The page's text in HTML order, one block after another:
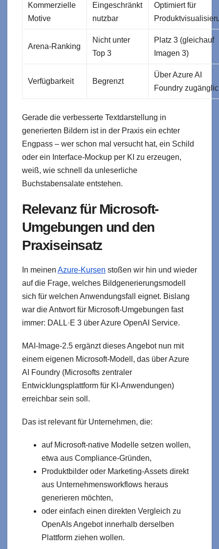
Kommerzielle
Motive
Eingeschränkt
nutzbar
Optimiert für
Arena-Ranking
Nicht unter
Top 3
Platz 3 (gleichauf
Imagen 3)
Verfügbarkeit Begrenzt
Über Azure AI
Foundry
Gerade die verbesserte Textdarstellung in
generierten Bildern ist in der Praxis ein echter
Engpass – wer schon mal versucht hat, ein Schild
oder ein Interface-Mockup per KI zu erzeugen,
weiß, wie schnell da unleserliche
Buchstabensalate entstehen.
Relevanz für Microsoft-
Umgebungen und den
Praxiseinsatz
In meinen Azure-Kursen stoßen wir hin und wieder
auf die Frage, welches Bildgenerierungsmodell
sich für welchen Anwendungsfall eignet. Bislang
war die Antwort für Microsoft-Umgebungen fast
immer: DALL·E 3 über Azure OpenAI Service.
MAI-Image-2.5 ergänzt dieses Angebot nun mit
einem eigenen Microsoft-Modell, das über Azure
AI Foundry (Microsofts zentraler
Entwicklungsplattform für KI-Anwendungen)
erreichbar sein soll.
Das ist relevant für Unternehmen, die:
auf Microsoft-native Modelle setzen wollen,
etwa aus Compliance-Gründen,
Produktbilder oder Marketing-Assets direkt
aus Unternehmensworkflows heraus
generieren möchten,
oder einfach einen direkten Vergleich zu
OpenAIs Angebot innerhalb derselben
Plattform ziehen wollen.